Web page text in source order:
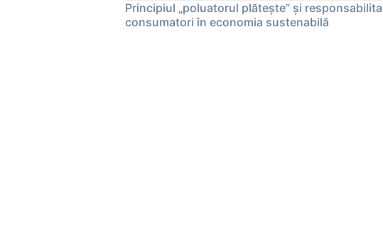
Principiul „poluatorul plătește” și
consumatori în economia sustenabilă